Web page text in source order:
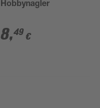
Hobbynagler
8,49 €